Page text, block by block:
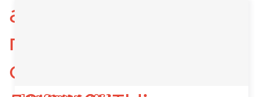
автомобиль,
подготовьте
следующие